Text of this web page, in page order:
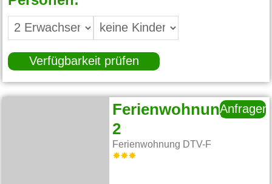
Verfügbarkeit prüfen
Ferienwohnung
2
Ferienwohnung DTV-F
Anfragen